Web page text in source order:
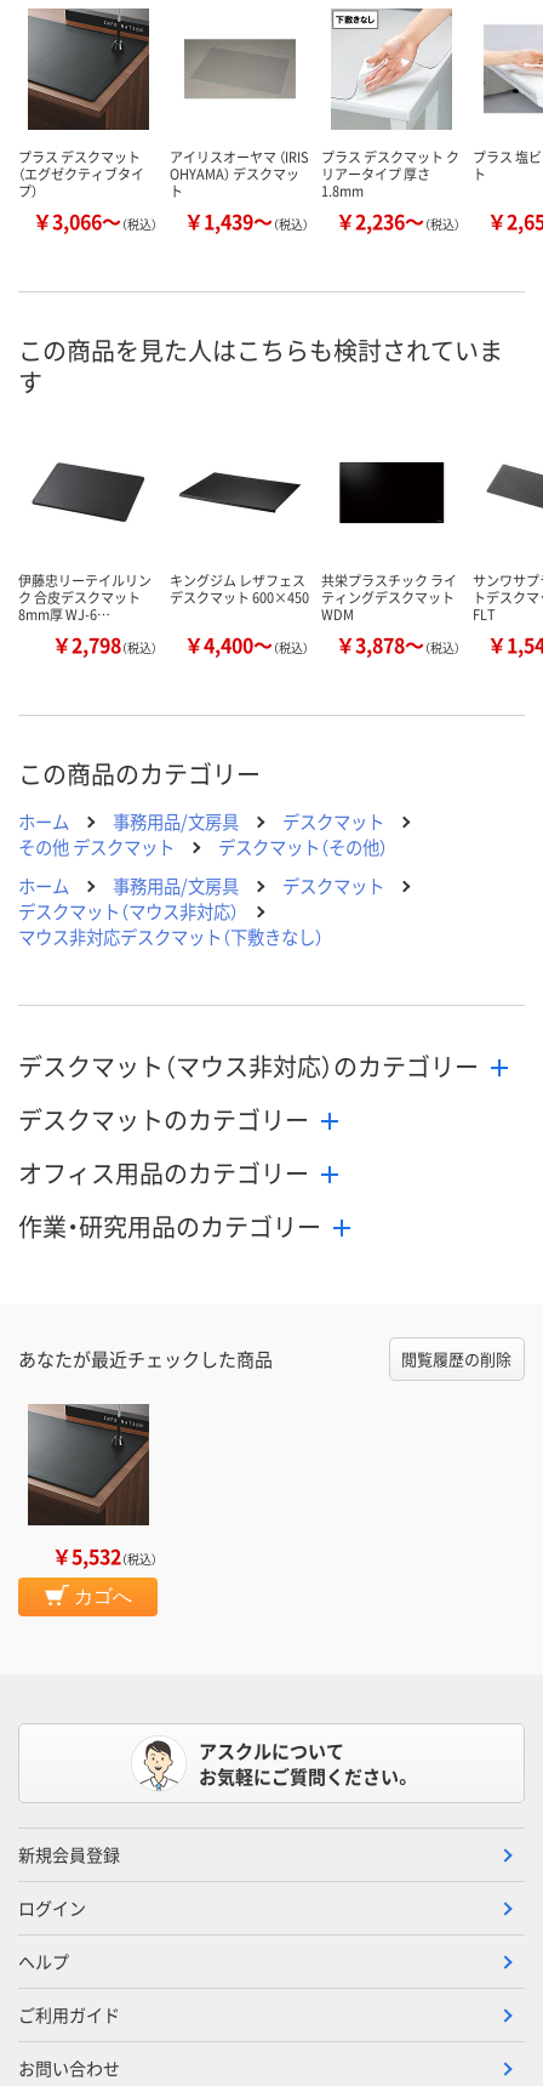
プラス デスクマット
（エグゼクティブタイ
プ）
￥3,066～（税込）
アイリスオーヤマ （IRIS
OHYAMA） デスクマッ
ト
￥1,439～（税込）
プラス デスクマット ク
リアータイプ 厚さ
1.8mm
￥2,236～（税込）
プラス 塩
ト
￥
この商品を見た人はこちらも検討されていま
す
伊藤忠リーテイルリン
ク 合皮デスクマット
8mm厚 WJ-6…
￥2,798（税込）
キングジム レザフェス
デスクマット 600×450
￥4,400～（税込）
共栄プラスチック ライ
ティングデスクマット
WDM
￥3,878～（税込）
サンワサ
トデスク
FLT
￥
この商品のカテゴリー
ホーム 事務用品/文房具
デスクマット
その他 デスクマット
デスクマット（その他）
ホーム
事務用品/文房具
デスクマット
デスクマット（マウス非対応）
マウス非対応デスクマット（下敷きなし）
デスクマット（マウス非対応）のカテゴリー
デスクマットのカテゴリー
オフィス用品のカテゴリー
作業・研究用品のカテゴリー
あなたが最近チェックした商品 閲覧履歴の削除
￥5,532（税込）
カゴへ
アスクルについて
お気軽にご質問ください。
新規会員登録
ログイン
ヘルプ
ご利用ガイド
お問い合わせ